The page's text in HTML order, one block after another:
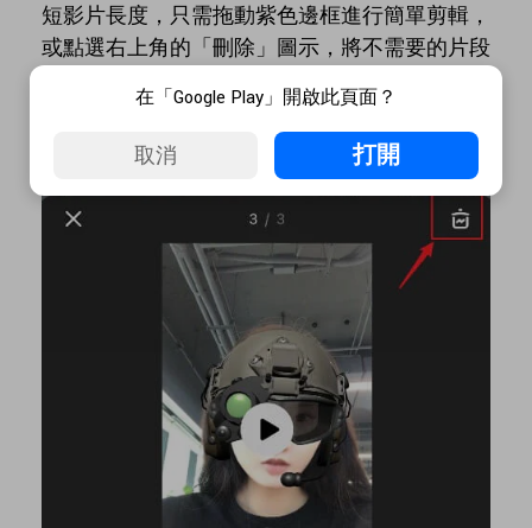
短影片長度，只需拖動紫色邊框進行簡單剪輯，
或點選右上角的「刪除」圖示，將不需要的片段
在「Google Play」開啟此頁面？
取消 打開